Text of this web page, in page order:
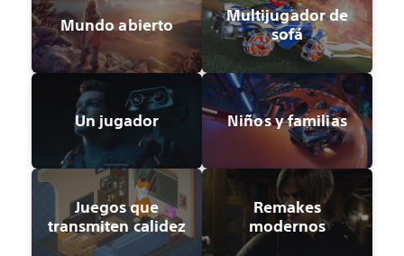
Mundo abierto
Multijugador de
sofá
Un jugador Niños y familias
Juegos que
transmiten calidez
Remakes
modernos